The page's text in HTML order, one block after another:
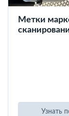
Метки
Узнать